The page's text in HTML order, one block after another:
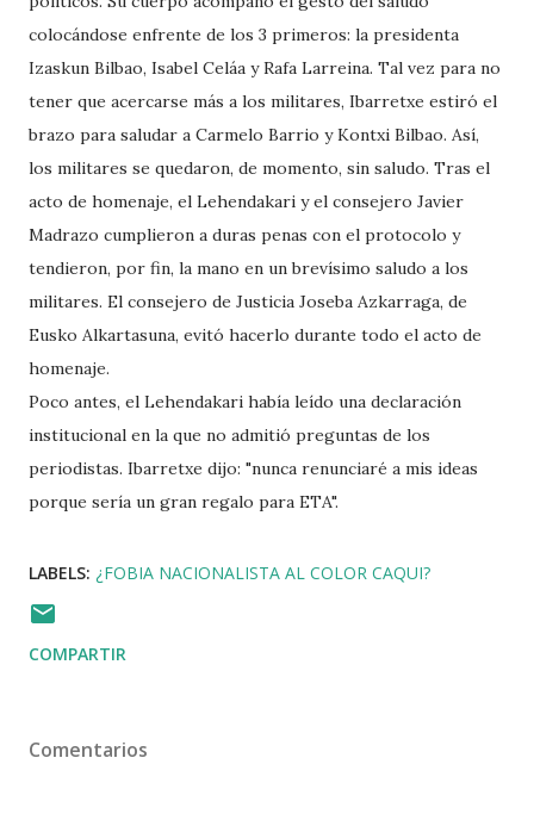
colocándose enfrente de los 3 primeros: la presidenta
Izaskun Bilbao, Isabel Celáa y Rafa Larreina. Tal vez para no
tener que acercarse más a los militares, Ibarretxe estiró el
brazo para saludar a Carmelo Barrio y Kontxi Bilbao. Así,
los militares se quedaron, de momento, sin saludo. Tras el
acto de homenaje, el Lehendakari y el consejero Javier
Madrazo cumplieron a duras penas con el protocolo y
tendieron, por fin, la mano en un brevísimo saludo a los
militares. El consejero de Justicia Joseba Azkarraga, de
Eusko Alkartasuna, evitó hacerlo durante todo el acto de
homenaje.
Poco antes, el Lehendakari había leído una declaración
institucional en la que no admitió preguntas de los
periodistas. Ibarretxe dijo: "nunca renunciaré a mis ideas
porque sería un gran regalo para ETA".
LABELS: ¿FOBIA NACIONALISTA AL COLOR CAQUI?
COMPARTIR
Comentarios